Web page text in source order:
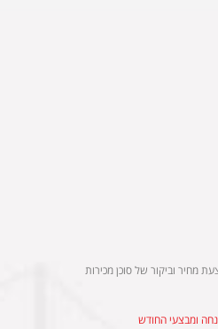
מחיר וביקור של סוכן מכירות
ומבצעי החודש